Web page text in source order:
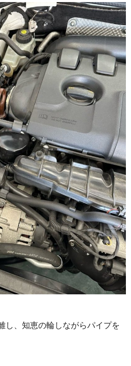
し、知恵の輪しながらパイプを